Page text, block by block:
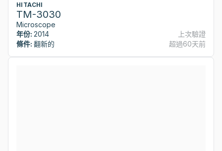
HITACHI
TM-3030
Microscope
年份: 2014
條件: 翻新的
上次驗證
超過60天前